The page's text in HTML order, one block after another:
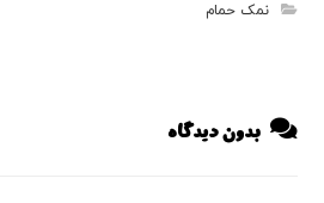
نمک حمام
بدون دیدگاه